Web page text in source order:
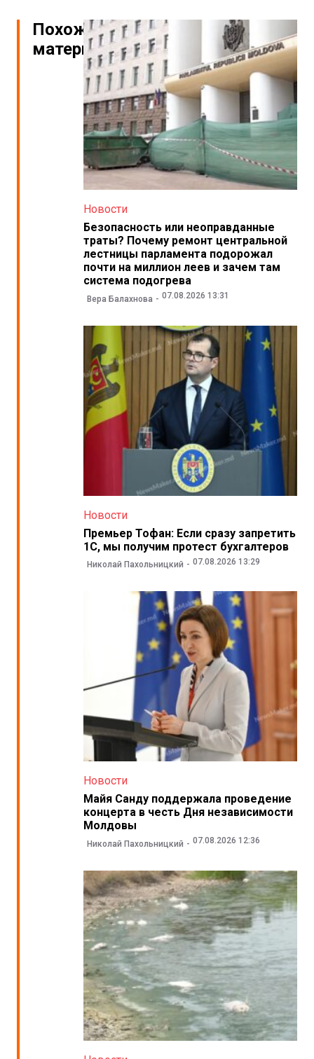
Похожие
материалы
Новости
Безопасность или неоправданные
траты? Почему ремонт центральной
лестницы парламента подорожал
почти на миллион леев и зачем там
система подогрева
Вера Балахнова 07.08.2026 13:31
Новости
Премьер Тофан: Если сразу запретить
1С, мы получим протест бухгалтеров
Николай Пахольницкий 07.08.2026 13:29
Новости
Майя Санду поддержала проведение
концерта в честь Дня независимости
Молдовы
Николай Пахольницкий 07.08.2026 12:36